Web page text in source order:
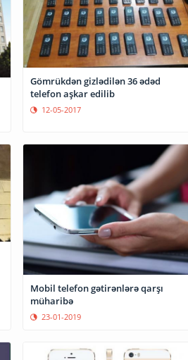
Gömrükdən gizlədilən 36 ədəd
telefon aşkar edilib
12-05-2017
Mobil telefon gətirənlərə qarşı
müharibə
23-01-2019